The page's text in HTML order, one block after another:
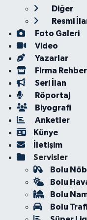
Diğer
Resmi
Foto Galeri
Video
Yazarlar
Firma
Seri İlan
Röportaj
Biyografi
Anketler
Künye
İletişim
Servisler
Bolu
Bolu
Bolu
Bolu